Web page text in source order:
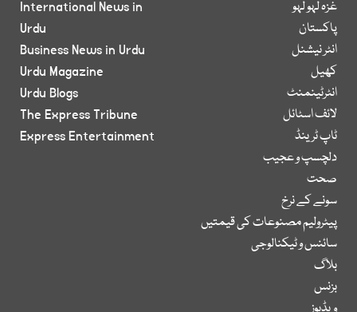
غزہ لہو لہو
پاکستان
انٹر نیشنل
کھیل
انٹرٹینمنٹ
لائف اسٹائل
ٹاپ ٹرینڈ
دلچسپ و عجیب
صحت
سونے کے نرخ
پیٹرولیم مصنوعات کی قیمتیں
سائنس و ٹیکنالوجی
بلاگ
بزنس
International News in
Urdu
Business News in Urdu
Urdu Magazine
Urdu Blogs
The Express Tribune
Express Entertainment